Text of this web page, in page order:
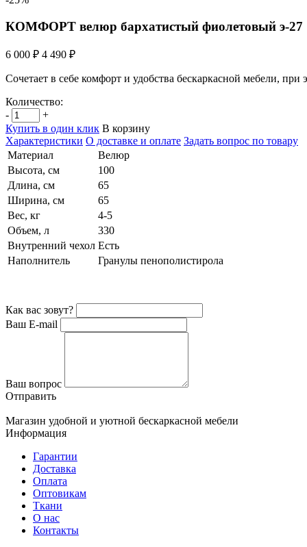
КОМФОРТ велюр бархатистый фиолетовый э-27
6 000 ₽ 4 490 ₽
Сочетает в себе комфорт и удобства бескаркасной мебели,
Количество:
-
+
Купить в один клик В корзину
Характеристики О доставке и оплате Задать вопрос по товару
Материал
Велюр
Высота, см
100
Длина, см
65
Ширина, см
65
Вес, кг
4-5
Объем, л
330
Внутренний чехол Есть
Наполнитель
Гранулы пенополистирола
Как вас зовут?
Ваш E-mail
Ваш вопрос
Отправить
Магазин удобной и уютной бескаркасной мебели
Информация
Гарантии
Доставка
Оплата
Оптовикам
Ткани
О нас
Контакты